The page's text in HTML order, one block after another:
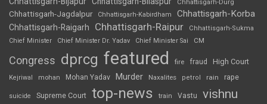
Chhattisgarh-Durg
Chhattisgarh-Jagdalpur Chhattisgarh-Kabirdham Chhattisgarh-Korba
Chhattisgarh-Raigarh Chhattisgarh-Raipur
Chhattisgarh-Sukma
Chief Minister
Chief Minister Dr. Yadav Chief Minister Sai CM
Congress dprcg featured fire fraud High Court
Kejriwal mohan Mohan Yadav Murder Naxalites petrol rain rape
suicide Supreme Court top-news train Vastu vishnu